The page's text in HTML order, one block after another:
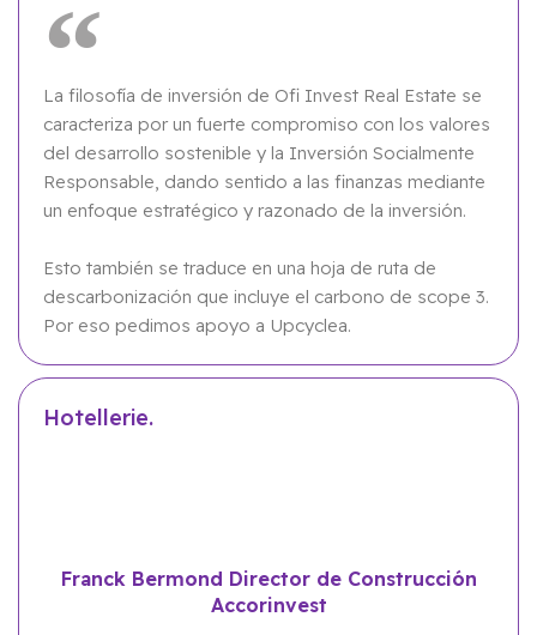
La filosofía de inversión de Ofi Invest Real Estate se
caracteriza por un fuerte compromiso con los valores
del desarrollo sostenible y la Inversión Socialmente
Responsable, dando sentido a las finanzas mediante
un enfoque estratégico y razonado de la inversión.
Esto también se traduce en una hoja de ruta de
descarbonización que incluye el carbono de scope 3.
Por eso pedimos apoyo a Upcyclea.
Hotellerie.
Franck Bermond Director de Construcción
Accorinvest